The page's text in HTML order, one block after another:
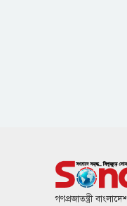
গণপ্রজাতন্ত্রী